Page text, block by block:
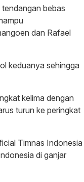
bebas
dan Rafael
keduanya sehingga
kelima dengan
turun ke peringkat
Timnas Indonesia
di ganjar